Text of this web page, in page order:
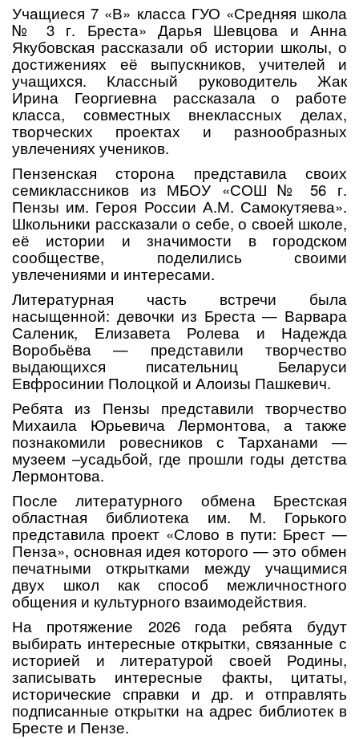
Учащиеся 7 «В» класса ГУО «Средняя школа
№ 3 г. Бреста» Дарья Шевцова и Анна
Якубовская рассказали об истории школы, о
достижениях её выпускников, учителей и
учащихся. Классный руководитель Жак
Ирина Георгиевна рассказала о работе
класса, совместных внеклассных делах,
творческих проектах и разнообразных
увлечениях учеников.
Пензенская сторона представила своих
семиклассников из МБОУ «СОШ № 56 г.
Пензы им. Героя России А.М. Самокутяева».
Школьники рассказали о себе, о своей школе,
её истории и значимости в городском
сообществе, поделились своими
увлечениями и интересами.
Литературная часть встречи была
насыщенной: девочки из Бреста — Варвара
Саленик, Елизавета Ролева и Надежда
Воробьёва — представили творчество
выдающихся писательниц Беларуси
Евфросинии Полоцкой и Алоизы Пашкевич.
Ребята из Пензы представили творчество
Михаила Юрьевича Лермонтова, а также
познакомили ровесников с Тарханами —
музеем –усадьбой, где прошли годы детства
Лермонтова.
После литературного обмена Брестская
областная библиотека им. М. Горького
представила проект «Слово в пути: Брест —
Пенза», основная идея которого — это обмен
печатными открытками между учащимися
двух школ как способ межличностного
общения и культурного взаимодействия.
На протяжение 2026 года ребята будут
выбирать интересные открытки, связанные с
историей и литературой своей Родины,
записывать интересные факты, цитаты,
исторические справки и др. и отправлять
подписанные открытки на адрес библиотек в
Бресте и Пензе.